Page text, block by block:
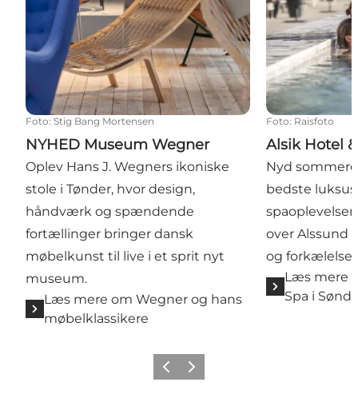
Foto: Stig Bang Mortensen
NYHED Museum Wegner
Oplev Hans J. Wegners ikoniske
stole i Tønder, hvor design,
håndværk og spændende
fortællinger bringer dansk
møbelkunst til live i et sprit nyt
museum.
Læs mere om Wegner og hans
møbelklassikere
Foto: Raisfoto
Alsik Hotel
Nyd
bedste
over Alssund
og forkælelse.
Læs mere
Spa i
ForrigeNæste